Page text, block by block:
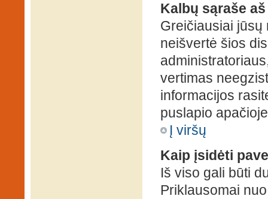
Kalbų sąraše
Greičiausiai jūsų
neišvertė šios
vertimas
informacijos
puslapio
Į viršų
Kaip įsidėti
Iš viso gali būti
Priklausomai